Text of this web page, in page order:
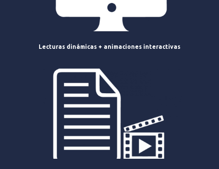
Lecturas dinámicas + animaciones interactivas